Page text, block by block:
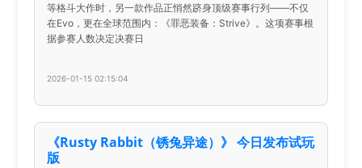
等格斗大作时，另一款作品正悄然跻身顶级赛事行列——不仅
在Evo，更在全球范围内：《罪恶装备：Strive》。这项赛事根
据参赛人数决定决赛日
2026-01-15 02:15:04
《Rusty Rabbit（锈兔异途）》 今日发布试玩
版